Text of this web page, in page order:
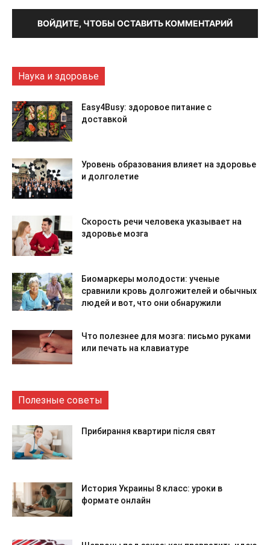
ВОЙДИТЕ, ЧТОБЫ ОСТАВИТЬ КОММЕНТАРИЙ
Наука и здоровье
Easy4Busy: здоровое питание с
доставкой
Уровень образования влияет на здоровье
и долголетие
Скорость речи человека указывает на
здоровье мозга
Биомаркеры молодости: ученые
сравнили кровь долгожителей и обычных
людей и вот, что они обнаружили
Что полезнее для мозга: письмо руками
или печать на клавиатуре
Полезные советы
Прибирання квартири після свят
История Украины 8 класс: уроки в
формате онлайн